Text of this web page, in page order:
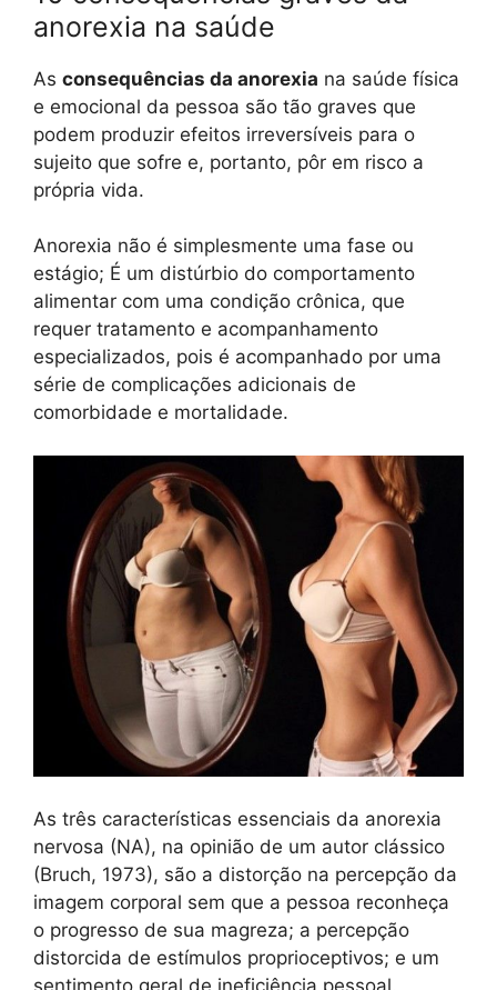
anorexia na saúde
As consequências da anorexia na saúde física
e emocional da pessoa são tão graves que
podem produzir efeitos irreversíveis para o
sujeito que sofre e, portanto, pôr em risco a
própria vida.
Anorexia não é simplesmente uma fase ou
estágio; É um distúrbio do comportamento
alimentar com uma condição crônica, que
requer tratamento e acompanhamento
especializados, pois é acompanhado por uma
série de complicações adicionais de
comorbidade e mortalidade.
As três características essenciais da anorexia
nervosa (NA), na opinião de um autor clássico
(Bruch, 1973), são a distorção na percepção da
imagem corporal sem que a pessoa reconheça
o progresso de sua magreza; a percepção
distorcida de estímulos proprioceptivos; e um
sentimento geral de ineficiência pessoal.